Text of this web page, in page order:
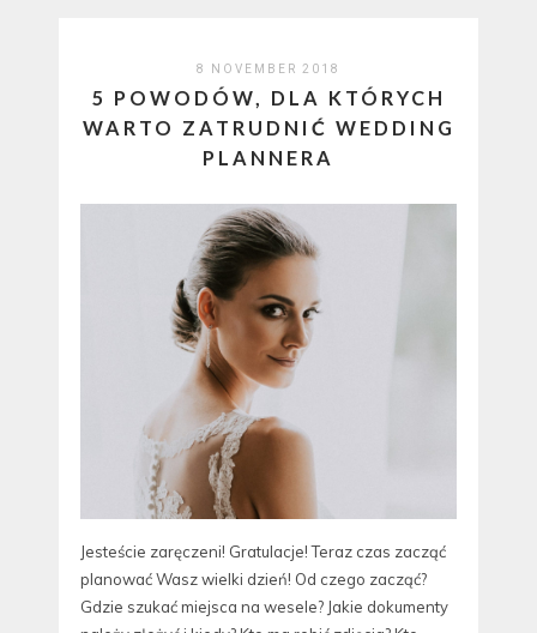
8 NOVEMBER 2018
5 POWODÓW, DLA KTÓRYCH
WARTO ZATRUDNIĆ WEDDING
PLANNERA
Jesteście zaręczeni! Gratulacje! Teraz czas zacząć
planować Wasz wielki dzień! Od czego zacząć?
Gdzie szukać miejsca na wesele? Jakie dokumenty